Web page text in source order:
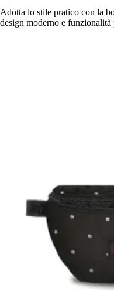
Adotta lo stile pratico con la
design moderno e